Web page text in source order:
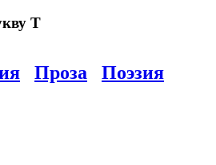
Т
Проза Поэзия